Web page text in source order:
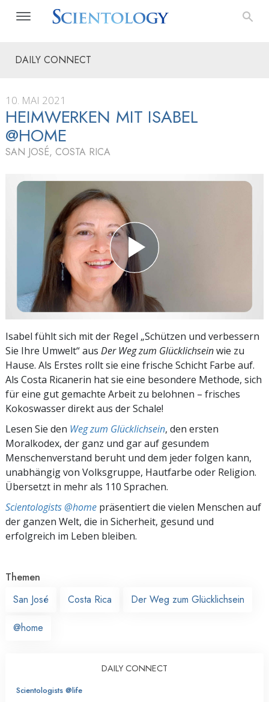
DAILY CONNECT
10. MAI 2021
HEIMWERKEN MIT ISABEL
@HOME
SAN JOSÉ, COSTA RICA
Isabel fühlt sich mit der Regel „Schützen und verbessern
Sie Ihre Umwelt“ aus Der Weg zum Glücklichseinwie zu
Hause. Als Erstes rollt sie eine frische Schicht Farbe auf.
Als Costa Ricanerin hat sie eine besondere Methode, sich
für eine gut gemachte Arbeit zu belohnen – frisches
Kokoswasser direkt aus der Schale!
Lesen Sie den Weg zum Glücklichsein, den ersten
Moralkodex, der ganz und gar auf gesundem
Menschenverstand beruht und dem jeder folgen kann,
unabhängig von Volksgruppe, Hautfarbe oder Religion.
Übersetzt in mehr als 110 Sprachen.
Scientologists @home präsentiert die vielen Menschen auf
der ganzen Welt, die in Sicherheit, gesund und
erfolgreich im Leben bleiben.
Themen
San José
Costa Rica Der Weg zum Glücklichsein
@home
DAILY CONNECT
Scientologists @life